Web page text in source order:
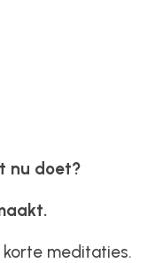
nu doet?
meditaties.